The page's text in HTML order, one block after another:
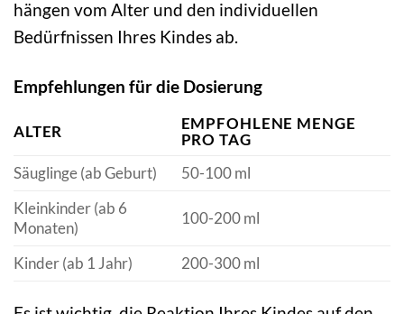
hängen vom Alter und den individuellen
Bedürfnissen Ihres Kindes ab.
Empfehlungen für die Dosierung
ALTER
EMPFOHLENE MENGE
PRO TAG
Säuglinge (ab Geburt)
50-100 ml
Kleinkinder (ab 6
Monaten)
100-200 ml
Kinder (ab 1 Jahr) 200-300 ml